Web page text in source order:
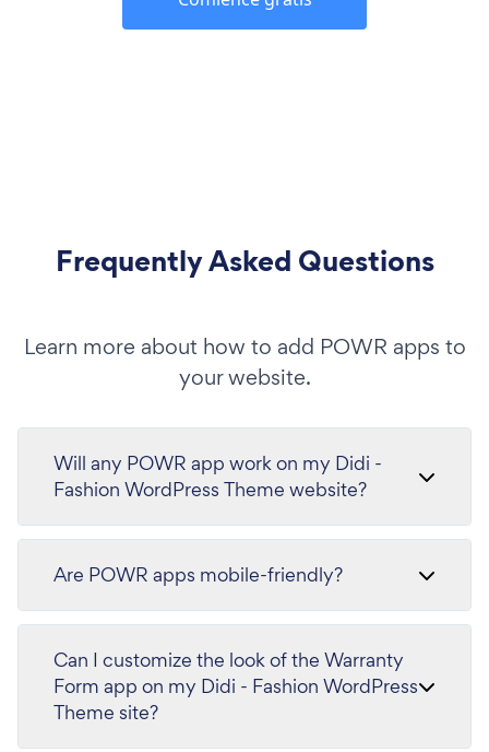
Frequently Asked Questions
Learn more about how to add POWR apps to
your website.
Will any POWR app work on my Didi -
Fashion WordPress Theme website?
Are POWR apps mobile-friendly?
Can I customize the look of the Warranty
Form app on my Didi - Fashion WordPress
Theme site?